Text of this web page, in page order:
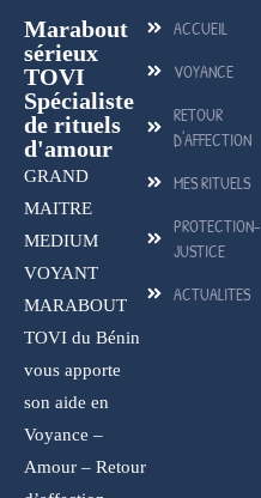
Marabout
sérieux
TOVI
Spécialiste
de rituels
d'amour
GRAND
MAITRE
MEDIUM
VOYANT
MARABOUT
TOVI du Bénin
vous apporte
son aide en
Voyance –
Amour – Retour
ACCUEIL
VOYANCE
RETOUR
D'AFFECTION
MES RITUELS
PROTECTION-
JUSTICE
ACTUALITES